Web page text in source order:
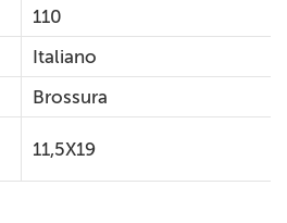
110
Italiano
Brossura
11,5X19